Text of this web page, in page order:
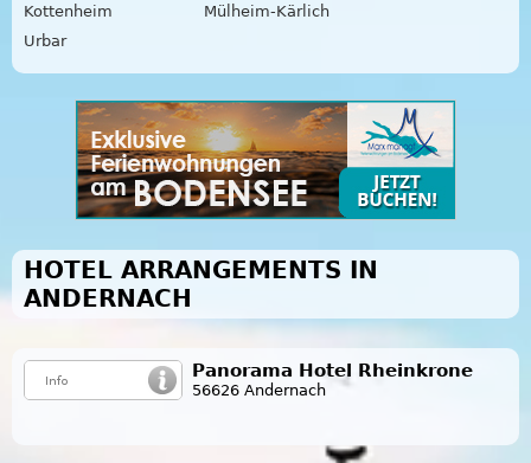
Kottenheim
Mülheim-Kärlich
Urbar
HOTEL ARRANGEMENTS IN
ANDERNACH
Panorama Hotel Rheinkrone
56626 Andernach